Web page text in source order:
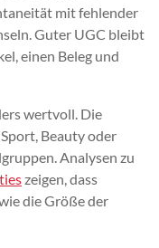
mit fehlender
Guter UGC bleibt
einen Beleg und
wertvoll. Die
Beauty oder
Analysen zu
zeigen, dass
die Größe der